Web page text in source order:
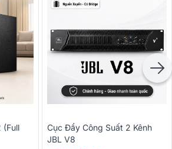
(Full
Cục Đẩy Công Suất 2 Kênh
JBL V8